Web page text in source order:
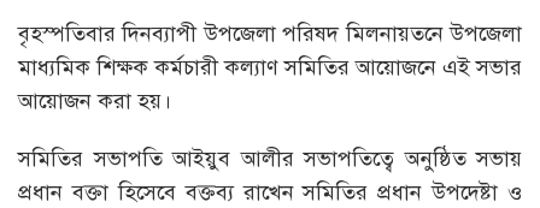
বৃহস্পতিবার দিনব্যাপী উপজেলা পরিষদ মিলনায়তনে উপজেলা
মাধ্যমিক শিক্ষক কর্মচারী কল্যাণ সমিতির আয়োজনে এই সভার
আয়োজন করা হয়।
সমিতির সভাপতি আইয়ুব আলীর সভাপতিত্বে অনুষ্ঠিত সভায়
প্রধান বক্তা হিসেবে বক্তব্য রাখেন সমিতির প্রধান উপদেষ্টা ও